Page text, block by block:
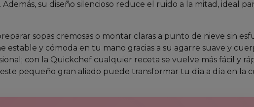
su diseño silencioso reduce el ruido a la mitad, ideal
sopas cremosas o montar claras a punto de nieve sin
estable y cómoda en tu mano gracias a su agarre suave y
con la Quickchef cualquier receta se vuelve más fácil y
pequeño gran aliado puede transformar tu día a día en la